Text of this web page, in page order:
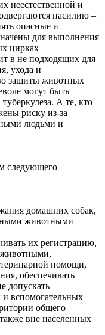
неестественной и
насилию –
опасные и
для выполнения
цирках
в не подходящих для
ухода и
защиты животных
могут быть
А те, кто
риску из-за
людьми и
следующего
домашних собак,
животными
их регистрацию,
помощи,
обеспечивать
допускать
вспомогательных
общего
вне населенных